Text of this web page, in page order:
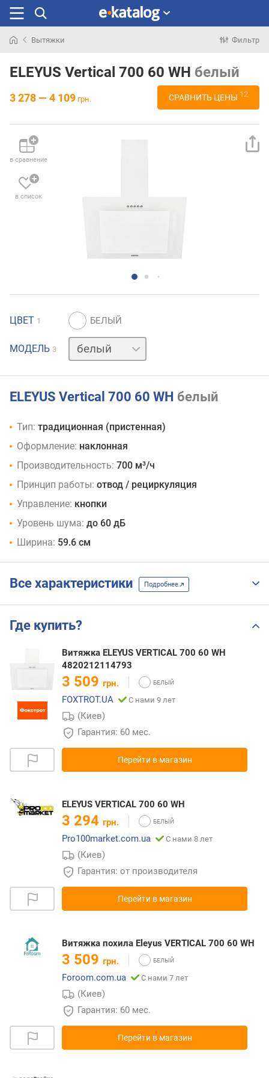
раньше
Вытяжки Фильтр
ELEYUS Vertical 700 60 WH белый
3 278 — 4 109 грн. СРАВНИТЬ ЦЕНЫ 12
в сравнение
в список
ЦВЕТ 1
МОДЕЛЬ 3
бежевый
черный
ELEYUS Vertical 700 60 WH белый
Тип: традиционная (пристенная)
Оформление: наклонная
Производительность: 700 м³/ч
Принцип работы: отвод / рециркуляция
Управление: кнопки
Уровень шума: до 60 дБ
Ширина: 59.6 см
Все характеристики Подробнее
Где купить?
Витяжка ELEYUS VERTICAL 700 60 WH
4820212114793
3 509 грн.
FOXTROT.UA
С нами 9 лет
(Киев)
Гарантия: 60 мес.
Перейти в магазин
ELEYUS VERTICAL 700 60 WH
3 294 грн.
Pro100market.com.ua
С нами 8 лет
(Киев)
Гарантия: от производителя
Перейти в магазин
Витяжка похила Eleyus VERTICAL 700 60 WH
3 509 грн.
Foroom.com.ua
С нами 7 лет
(Киев)
Гарантия: 60 мес.
Перейти в магазин